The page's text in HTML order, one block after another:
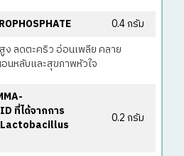
0.4 กรัม
ง ลดตะคริว อ่อนเพลีย คลาย
นหลับและสุขภาพหัวใจ
ที่ได้จากการ
0.2 กรัม